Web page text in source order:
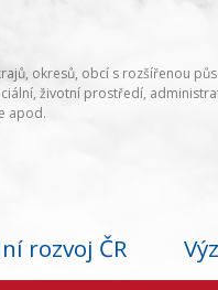
okresů, obcí s rozšířenou
životní prostředí,
apod.
rozvoj ČR